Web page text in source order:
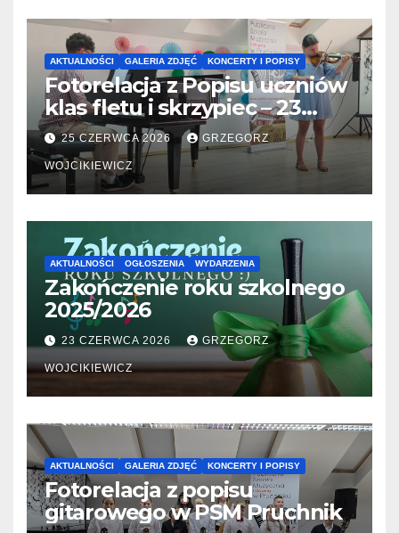
AKTUALNOŚCI GALERIA ZDJĘĆ KONCERTY I POPISY
Fotorelacja z Popisu uczniów
klas fletu i skrzypiec – 23
06.2026
25 CZERWCA 2026 GRZEGORZ
WOJCIKIEWICZ
AKTUALNOŚCI OGŁOSZENIA WYDARZENIA
Zakończenie roku szkolnego
2025/2026
23 CZERWCA 2026 GRZEGORZ
WOJCIKIEWICZ
AKTUALNOŚCI GALERIA ZDJĘĆ KONCERTY I POPISY
Fotorelacja z popisu
gitarowego w PSM Pruchnik